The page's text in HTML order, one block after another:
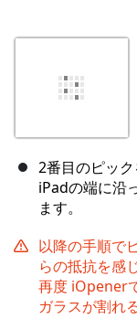
2番目のピック
iPadの端に沿
ます。
以降の手順で
らの抵抗を感
再度 iOpener
ガラスが割れ